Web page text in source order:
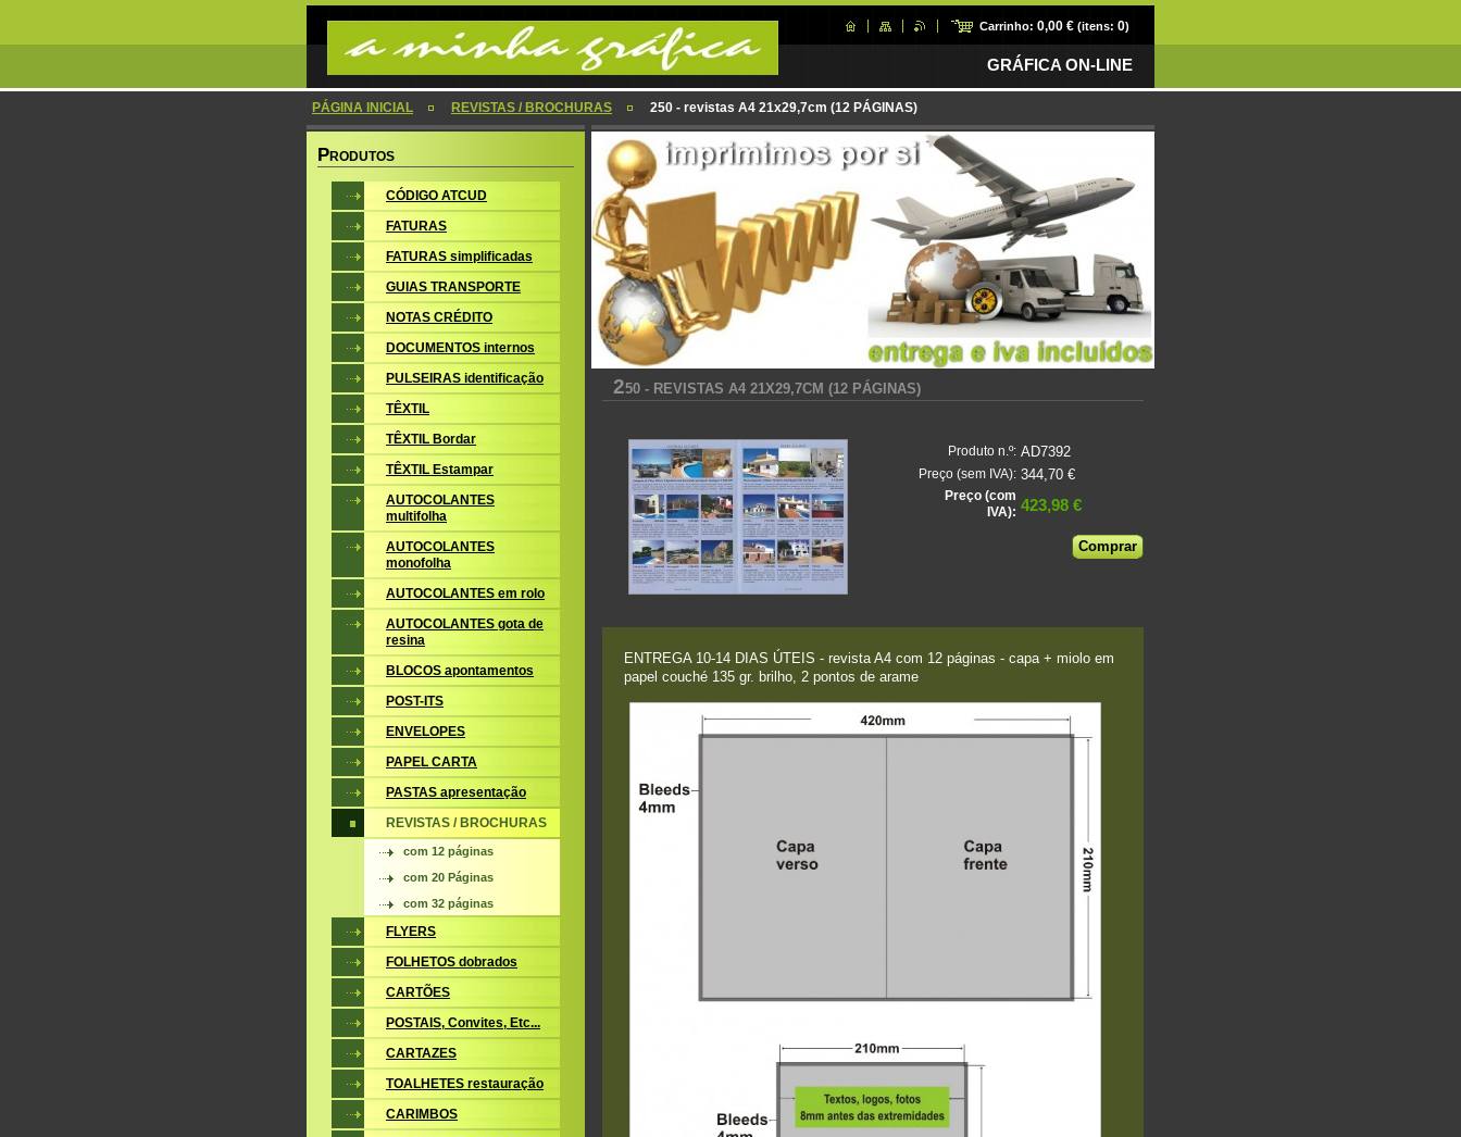
Carrinho: 0,00 € (itens: 0)
GRÁFICA ON-LINE
PÁGINA INICIAL REVISTAS / BROCHURAS 250 - revistas A4 21x29,7cm (12 PÁGINAS)
250 - REVISTAS A4 21X29,7CM (12 PÁGINAS)
Produto n.º: AD7392
Preço (sem IVA): 344,70 €
Preço (com
IVA): 423,98 €
ENTREGA 10-14 DIAS ÚTEIS - revista A4 com 12 páginas - capa + miolo em
papel couché 135 gr. brilho, 2 pontos de arame
PRODUTOS
CÓDIGO ATCUD
FATURAS
FATURAS simplificadas
GUIAS TRANSPORTE
NOTAS CRÉDITO
DOCUMENTOS internos
PULSEIRAS identificação
TÊXTIL
TÊXTIL Bordar
TÊXTIL Estampar
AUTOCOLANTES
multifolha
AUTOCOLANTES
monofolha
AUTOCOLANTES em rolo
AUTOCOLANTES gota de
resina
BLOCOS apontamentos
POST-ITS
ENVELOPES
PAPEL CARTA
PASTAS apresentação
REVISTAS / BROCHURAS
com 12 páginas
com 20 Páginas
com 32 páginas
FLYERS
FOLHETOS dobrados
CARTÕES
POSTAIS, Convites, Etc...
CARTAZES
TOALHETES restauração
CARIMBOS